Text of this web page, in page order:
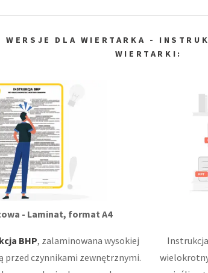
WERSJE DLA WIERTARKA -
WIERTARKI:
- Laminat, format A4
BHP, zalaminowana wysokiej
przed czynnikami zewnętrznymi.